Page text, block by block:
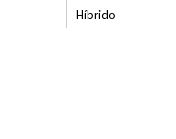
Híbrido